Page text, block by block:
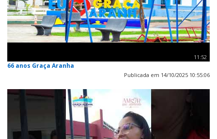
11:52
66 anos Graça Aranha
Publicada em 14/10/2025 10:55:06